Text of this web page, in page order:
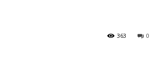
0
363